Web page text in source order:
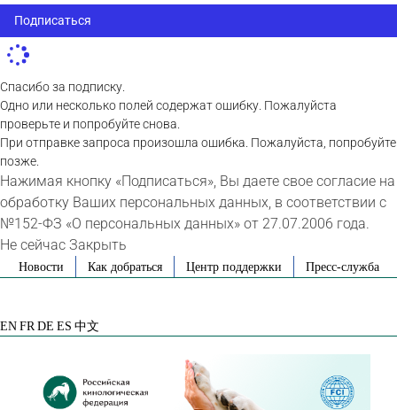
Подписаться
Спасибо за подписку.
Одно или несколько полей содержат ошибку. Пожалуйста
проверьте и попробуйте снова.
При отправке запроса произошла ошибка. Пожалуйста, попробуйте
позже.
Нажимая кнопку «Подписаться», Вы даете свое согласие на
обработку Ваших персональных данных, в соответствии с
№152-ФЗ «О персональных данных» от 27.07.2006 года.
Не сейчас Закрыть
SkipНовости Как добраться Центр поддержки Пресс-служба
EN FR DE ES 中文